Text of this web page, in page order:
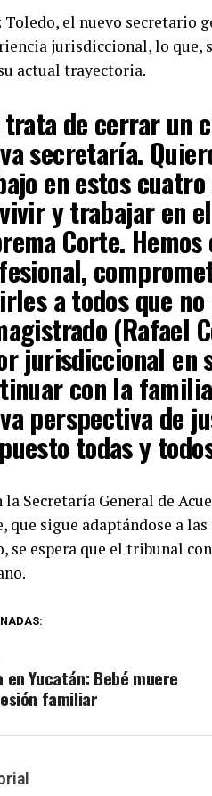
el nuevo secretario
jurisdiccional, lo
actual trayectoria.
trata de cerrar un
secretaría.
en estos
y trabajar en
Corte.
a todos que
(Rafael
jurisdiccional en
con la
perspectiva de
todas y
la Secretaría General de
que sigue adaptándose a
se espera que el tribunal
en Yucatán: Bebé muere
familiar